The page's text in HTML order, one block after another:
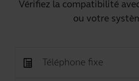
Vérifiez la compatibilité
ou votre
Téléphone fixe